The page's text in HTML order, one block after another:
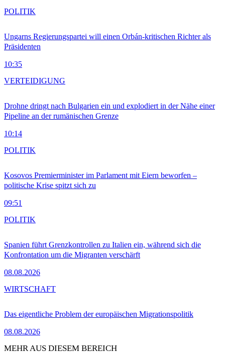
Ungarns Regierungspartei will einen Orbán-kritischen Richter als
Präsidenten
10:35
POLITIK
Drohne dringt nach Bulgarien ein und explodiert in der Nähe einer
Pipeline an der rumänischen Grenze
10:14
VERTEIDIGUNG
Kosovos Premierminister im Parlament mit Eiern beworfen –
politische Krise spitzt sich zu
09:51
POLITIK
Spanien führt Grenzkontrollen zu Italien ein, während sich die
Konfrontation um die Migranten verschärft
08.08.2026
POLITIK
Das eigentliche Problem der europäischen Migrationspolitik
08.08.2026
WIRTSCHAFT
MEHR AUS DIESEM BEREICH